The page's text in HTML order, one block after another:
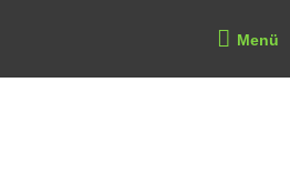
Menü